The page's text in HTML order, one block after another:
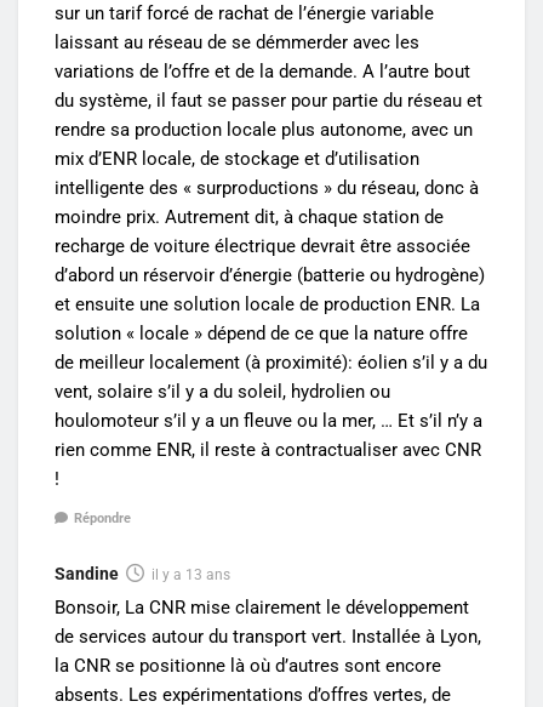
sur un tarif forcé de rachat de l’énergie variable
laissant au réseau de se démmerder avec les
variations de l’offre et de la demande. A l’autre bout
du système, il faut se passer pour partie du réseau et
rendre sa production locale plus autonome, avec un
mix d’ENR locale, de stockage et d’utilisation
intelligente des « surproductions » du réseau, donc à
moindre prix. Autrement dit, à chaque station de
recharge de voiture électrique devrait être associée
d’abord un réservoir d’énergie (batterie ou hydrogène)
et ensuite une solution locale de production ENR. La
solution « locale » dépend de ce que la nature offre
de meilleur localement (à proximité): éolien s’il y a du
vent, solaire s’il y a du soleil, hydrolien ou
houlomoteur s’il y a un fleuve ou la mer, … Et s’il n’y a
rien comme ENR, il reste à contractualiser avec CNR
!
Répondre
Sandine il y a 13 ans
Bonsoir, La CNR mise clairement le développement
de services autour du transport vert. Installée à Lyon,
la CNR se positionne là où d’autres sont encore
absents. Les expérimentations d’offres vertes, de